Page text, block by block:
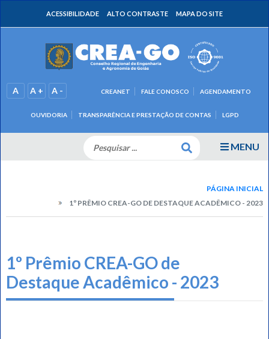
ACESSIBILIDADE ALTO CONTRASTE MAPA DO SITE
A A + A -
OUVIDORIA TRANSPARÊNCIA E PRESTAÇÃO DE CONTAS LGPD
CREANET FALE CONOSCO AGENDAMENTO
MENU
PÁGINA INICIAL
1º PRÊMIO CREA-GO DE DESTAQUE ACADÊMICO - 2023
1º Prêmio CREA-GO de
Destaque Acadêmico - 2023